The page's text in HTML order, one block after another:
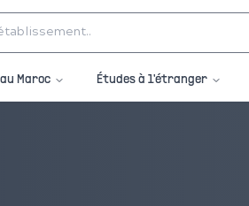
Maroc Études à l'étranger